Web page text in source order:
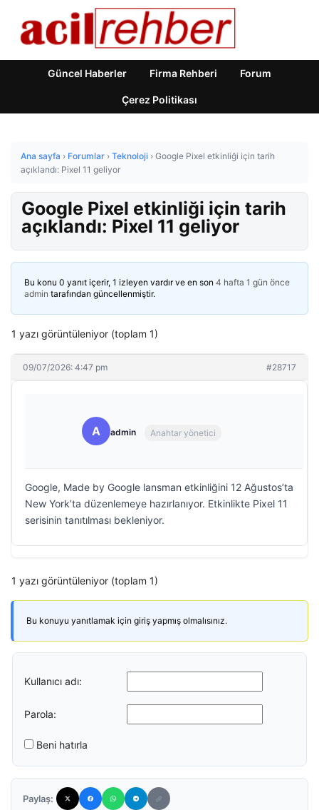
Güncel Haberler Firma Rehberi Forum
Çerez Politikası
Ana sayfa › Forumlar › Teknoloji › Google Pixel etkinliği için tarih
açıklandı: Pixel 11 geliyor
Google Pixel etkinliği için tarih
açıklandı: Pixel 11 geliyor
Bu konu 0 yanıt içerir, 1 izleyen vardır ve en son 4 hafta 1 gün önce
admin tarafından güncellenmiştir.
1 yazı görüntüleniyor (toplam 1)
09/07/2026: 4:47 pm #28717
A admin Anahtar yönetici
Google, Made by Google lansman etkinliğini 12 Ağustos’ta
New York’ta düzenlemeye hazırlanıyor. Etkinlikte Pixel 11
serisinin tanıtılması bekleniyor.
1 yazı görüntüleniyor (toplam 1)
Bu konuyu yanıtlamak için giriş yapmış olmalısınız.
Kullanıcı adı:
Parola:
Beni hatırla
Paylaş: